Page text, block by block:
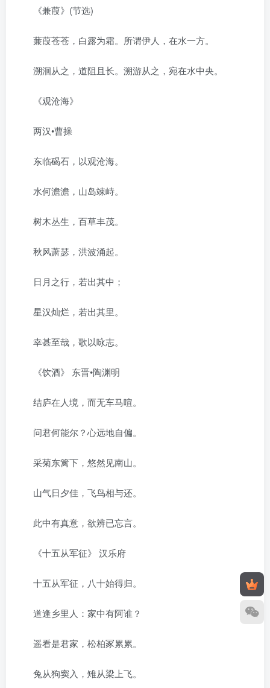
《兼葭》(节选)
蒹葭苍苍，白露为霜。所谓伊人，在水一方。
溯洄从之，道阻且长。溯游从之，宛在水中央。
《观沧海》
两汉•曹操
东临碣石，以观沧海。
水何澹澹，山岛竦峙。
树木丛生，百草丰茂。
秋风萧瑟，洪波涌起。
日月之行，若出其中；
星汉灿烂，若出其里。
幸甚至哉，歌以咏志。
《饮酒》 东晋•陶渊明
结庐在人境，而无车马喧。
问君何能尔？心远地自偏。
采菊东篱下，悠然见南山。
山气日夕佳，飞鸟相与还。
此中有真意，欲辨已忘言。
《十五从军征》 汉乐府
十五从军征，八十始得归。
道逢乡里人：家中有阿谁？
遥看是君家，松柏冢累累。
兔从狗窦入，雉从梁上飞。